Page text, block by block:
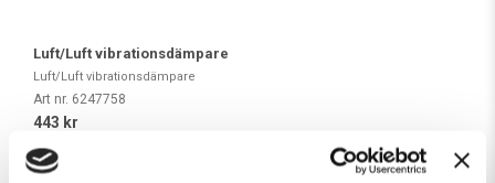
Luft/Luft vibrationsdämpare
Luft/Luft vibrationsdämpare
Art nr. 6247758
443 kr